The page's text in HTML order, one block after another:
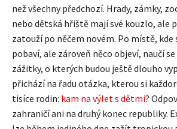
než všechny předchozí. Hrady, zámky,
nebo dětská hřiště mají své kouzlo, ale
zatouží po něčem novém. Po místě, kde
pobaví, ale zároveň něco objeví, naučí se
zážitky, o kterých budou ještě dlouho
přichází na řadu otázka, kterou si
tisíce rodin: kam na výlet s dětmi?
zahraničí ani na druhý konec republiky.